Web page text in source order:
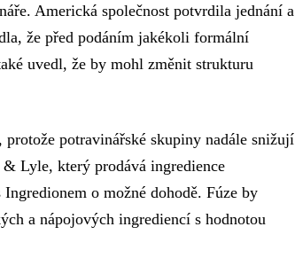
Americká společnost potvrdila jednání a
že před podáním jakékoli formální
uvedl, že by mohl změnit strukturu
potravinářské skupiny nadále snižují
Lyle, který prodává ingredience
o možné dohodě. Fúze by
a nápojových ingrediencí s hodnotou